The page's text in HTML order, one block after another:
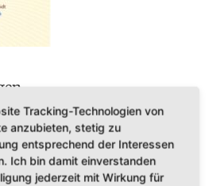
Tracking-Technologien von
anzubieten, stetig zu
entsprechend der Interessen
Ich bin damit einverstanden
jederzeit mit Wirkung für